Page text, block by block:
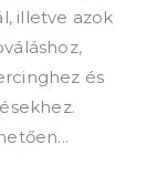
illetve azok
és